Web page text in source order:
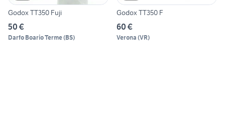
Godox TT350 Fuji
50 €
Darfo Boario Terme(BS)
Godox TT350 F
60 €
Verona (VR)